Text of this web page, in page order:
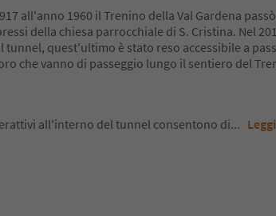
all'anno 1960 il Trenino della Val Gardena
della chiesa parrocchiale di S. Cristina. Nel
tunnel, quest'ultimo è stato reso accessibile a
che vanno di passeggio lungo il sentiero del
all'interno del tunnel consentono di...